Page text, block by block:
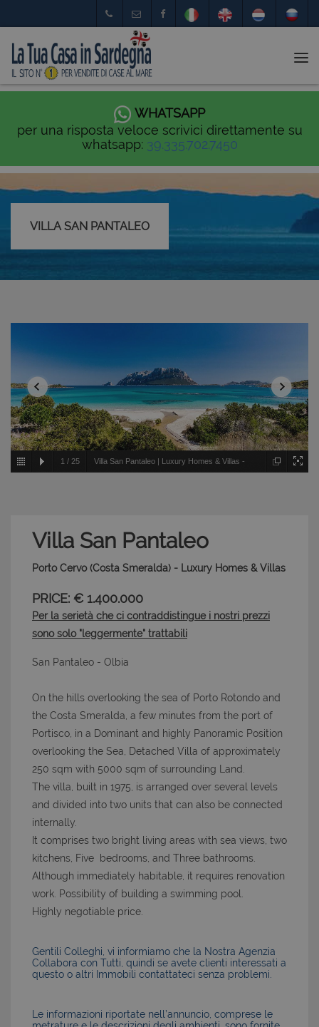
WHATSAPP
per una risposta veloce scrivici direttamente su
whatsapp: 39.335.702.7450
VILLA SAN PANTALEO
1 / 25 Villa San Pantaleo | Luxury Homes & Villas -
Villa San Pantaleo
Porto Cervo (Costa Smeralda) - Luxury Homes & Villas
PRICE: € 1.400.000
Per la serietà che ci contraddistingue i nostri prezzi
sono solo "leggermente" trattabili
San Pantaleo - Olbia
On the hills overlooking the sea of Porto Rotondo and
the Costa Smeralda, a few minutes from the port of
Portisco, in a Dominant and highly Panoramic Position
overlooking the Sea, Detached Villa of approximately
250 sqm with 5000 sqm of surrounding Land.
The villa, built in 1975, is arranged over several levels
and divided into two units that can also be connected
internally.
It comprises two bright living areas with sea views, two
kitchens, Five bedrooms, and Three bathrooms.
Although immediately habitable, it requires renovation
work. Possibility of building a swimming pool.
Highly negotiable price.
Gentili Colleghi, vi informiamo che la Nostra Agenzia
Collabora con Tutti, quindi se avete clienti interessati a
questo o altri Immobili contattateci senza problemi.
Le informazioni riportate nell’annuncio, comprese le